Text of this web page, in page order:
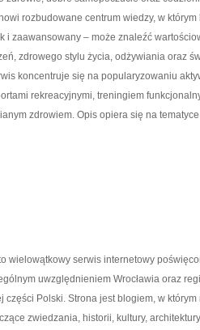
rozbudowane centrum wiedzy, w
i zaawansowany – może znaleźć
zdrowego stylu życia, odżywiania oraz
koncentruje się na popularyzowaniu
rekreacyjnymi, treningiem
zdrowiem. Opis opiera się na
wielowątkowy serwis internetowy
uwzględnieniem Wrocławia oraz
części Polski. Strona jest blogiem, w
zwiedzania, historii, kultury,